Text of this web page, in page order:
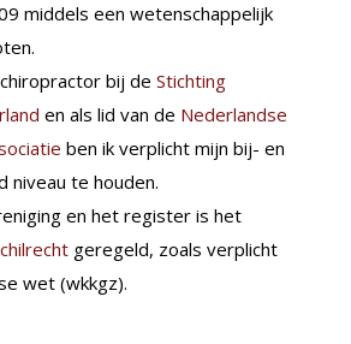
middels een wetenschappelijk
bij de Stichting
en als lid van de Nederlandse
ben ik verplicht mijn bij- en
niveau te houden.
en het register is het
geregeld, zoals verplicht
wet (wkkgz).